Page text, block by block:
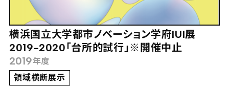
横浜国立大学都市ノベーション学府IUI展
2019-2020「台所的試行」※開催中止
2019年度
領域横断展示